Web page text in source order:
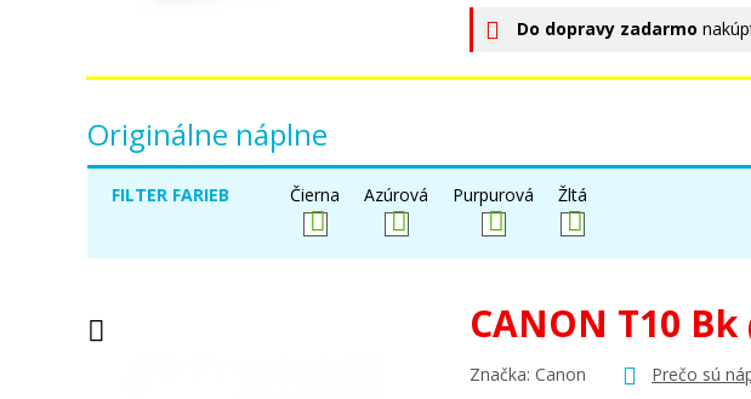
Do dopravy zadarmo
Originálne náplne
FILTER FARIEB Čierna Azúrová Purpurová Žltá
CANON T10 Bk
Značka: Canon Prečo sú